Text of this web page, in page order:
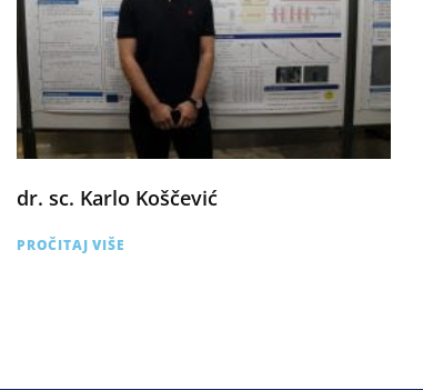
dr. sc. Karlo Koščević
PROČITAJ VIŠE